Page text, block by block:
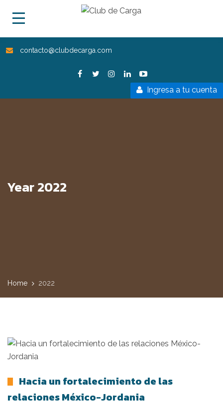
contacto@clubdecarga.com
Ingresa a tu cuenta
Year 2022
Home 2022
Hacia un fortalecimiento de las
relaciones México-Jordania